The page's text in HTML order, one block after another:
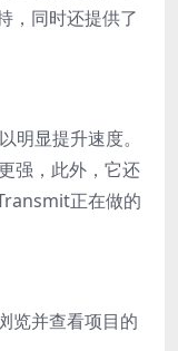
，同时还提供了
显提升速度。
强，此外，它还
正在做的
览并查看项目的